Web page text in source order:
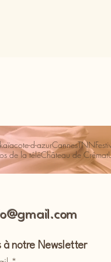
cote-d-azurCannesTNN
de la téléChâteau de Crémat
à notre Newsletter